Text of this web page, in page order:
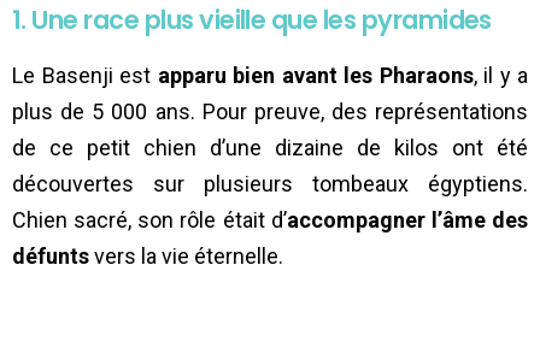
1. Une race plus vieille que les pyramides
Le Basenji est apparu bien avant les Pharaons, il y a
plus de 5 000 ans. Pour preuve, des représentations
de ce petit chien d’une dizaine de kilos ont été
découvertes sur plusieurs tombeaux égyptiens.
Chien sacré, son rôle était d’accompagner l’âme des
défuntsvers la vie éternelle.